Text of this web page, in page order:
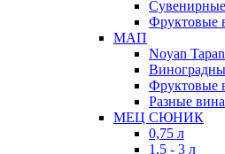
Фруктовые
МАП
Noyan Tapan
Разные вина
МЕЦ СЮНИК
0,75 л
1,5 - 3 л